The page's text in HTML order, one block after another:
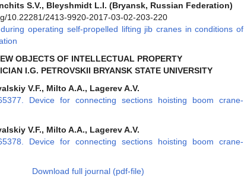
S.V., Bleyshmidt L.I. (Bryansk, Russian Federation)
10.22281/2413-9920-2017-03-02-203-220
operating self-propelled lifting jib cranes in conditions of
OBJECTS OF INTELLECTUAL PROPERTY
I.G. PETROVSKII BRYANSK STATE UNIVERSITY
V.F., Milto A.A., Lagerev A.V.
Device for connecting sections hoisting boom crane-
V.F., Milto A.A., Lagerev A.V.
Device for connecting sections hoisting boom crane-
Download full journal (pdf-file)